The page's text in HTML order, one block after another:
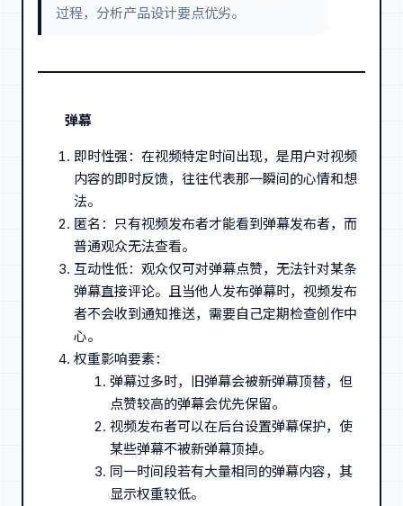
过程，分析产品设计要点优劣。
弹幕
即时性强：在视频特定时间出现，是用户对视频
内容的即时反馈，往往代表那一瞬间的心情和想
法。
匿名：只有视频发布者才能看到弹幕发布者，而
普通观众无法查看。
互动性低：观众仅可对弹幕点赞，无法针对某条
弹幕直接评论。且当他人发布弹幕时，视频发布
者不会收到通知推送，需要自己定期检查创作中
心。
权重影响要素：
弹幕过多时，旧弹幕会被新弹幕顶替，但
点赞较高的弹幕会优先保留。
视频发布者可以在后台设置弹幕保护，使
某些弹幕不被新弹幕顶掉。
同一时间段若有大量相同的弹幕内容，其
显示权重较低。